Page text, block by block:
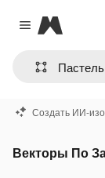
Close menu
Magnific
Создать ИИ-
Векторы По